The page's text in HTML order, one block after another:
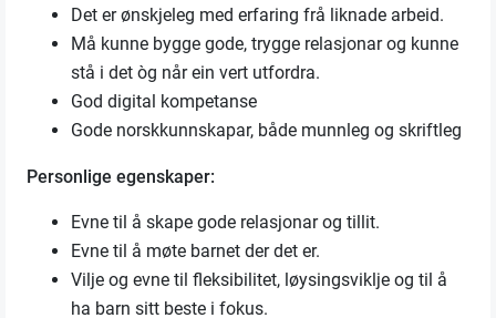
Det er ønskjeleg med erfaring frå liknade arbeid.
Må kunne bygge gode, trygge relasjonar og kunne
stå i det òg når ein vert utfordra.
God digital kompetanse
Gode norskkunnskapar, både munnleg og skriftleg
Personlige egenskaper:
Evne til å skape gode relasjonar og tillit.
Evne til å møte barnet der det er.
Vilje og evne til fleksibilitet, løysingsviklje og til å
ha barn sitt beste i fokus.